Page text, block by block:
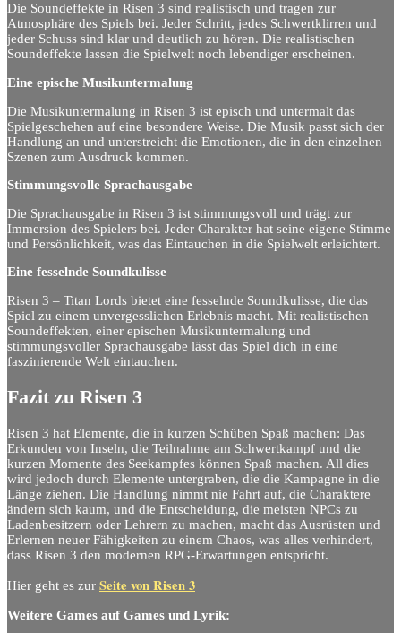
Die Soundeffekte in Risen 3 sind realistisch und tragen zur
Atmosphäre des Spiels bei. Jeder Schritt, jedes Schwertklirren und
jeder Schuss sind klar und deutlich zu hören. Die realistischen
Soundeffekte lassen die Spielwelt noch lebendiger erscheinen.
Eine epische Musikuntermalung
Die Musikuntermalung in Risen 3 ist episch und untermalt das
Spielgeschehen auf eine besondere Weise. Die Musik passt sich der
Handlung an und unterstreicht die Emotionen, die in den einzelnen
Szenen zum Ausdruck kommen.
Stimmungsvolle Sprachausgabe
Die Sprachausgabe in Risen 3 ist stimmungsvoll und trägt zur
Immersion des Spielers bei. Jeder Charakter hat seine eigene Stimme
und Persönlichkeit, was das Eintauchen in die Spielwelt erleichtert.
Eine fesselnde Soundkulisse
Risen 3 – Titan Lords bietet eine fesselnde Soundkulisse, die das
Spiel zu einem unvergesslichen Erlebnis macht. Mit realistischen
Soundeffekten, einer epischen Musikuntermalung und
stimmungsvoller Sprachausgabe lässt das Spiel dich in eine
faszinierende Welt eintauchen.
Fazit zu Risen 3
Risen 3 hat Elemente, die in kurzen Schüben Spaß machen: Das
Erkunden von Inseln, die Teilnahme am Schwertkampf und die
kurzen Momente des Seekampfes können Spaß machen. All dies
wird jedoch durch Elemente untergraben, die die Kampagne in die
Länge ziehen. Die Handlung nimmt nie Fahrt auf, die Charaktere
ändern sich kaum, und die Entscheidung, die meisten NPCs zu
Ladenbesitzern oder Lehrern zu machen, macht das Ausrüsten und
Erlernen neuer Fähigkeiten zu einem Chaos, was alles verhindert,
dass Risen 3 den modernen RPG-Erwartungen entspricht.
Hier geht es zur Seite von Risen 3
Weitere Games auf Games und Lyrik: